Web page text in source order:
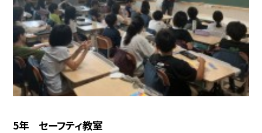
5年 セーフティ教室